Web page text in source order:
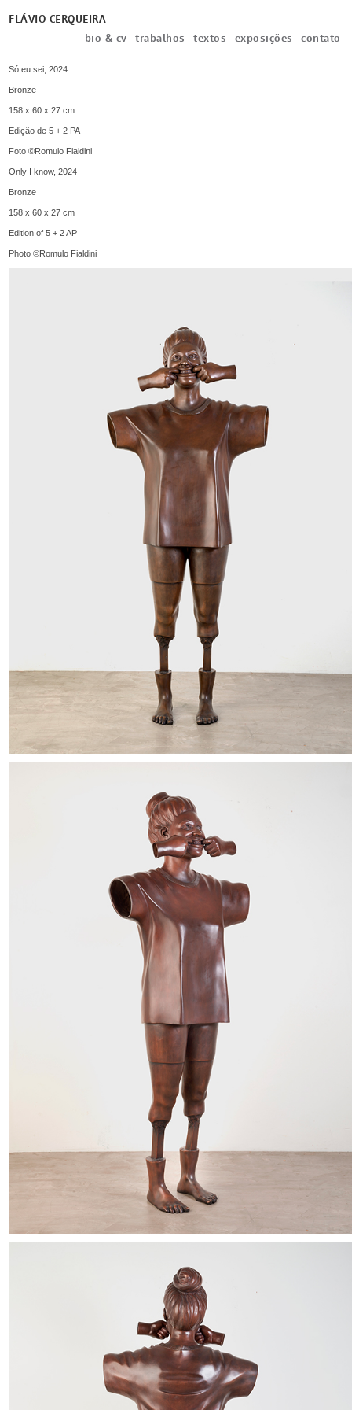
FLÁVIO CERQUEIRA
bio & cv
trabalhos textos exposições contato
Só eu sei, 2024
Bronze
158 x 60 x 27 cm
Edição de 5 + 2 PA
Foto ©Romulo Fialdini
Only I know, 2024
Bronze
158 x 60 x 27 cm
Edition of 5 + 2 AP
Photo ©Romulo Fialdini